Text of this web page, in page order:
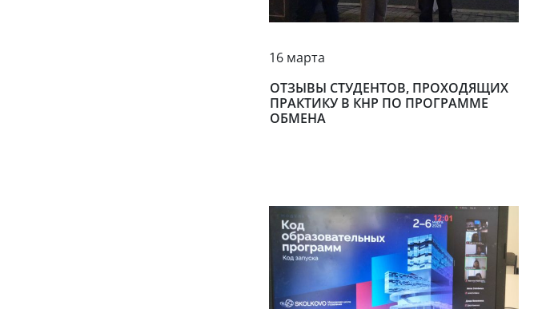
16 марта
ОТЗЫВЫ СТУДЕНТОВ, ПРОХОДЯЩИХ
ПРАКТИКУ В КНР ПО ПРОГРАММЕ
ОБМЕНА